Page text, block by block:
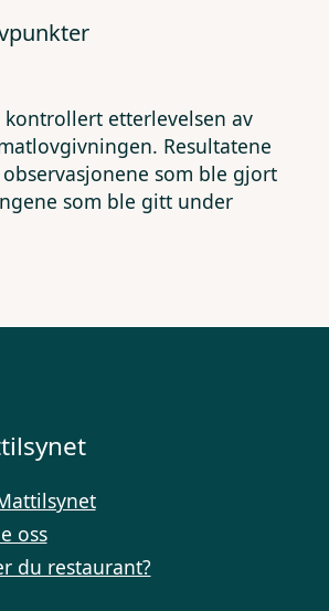
etterlevelsen av
Resultatene
som ble gjort
som ble gitt under
oss
du restaurant?